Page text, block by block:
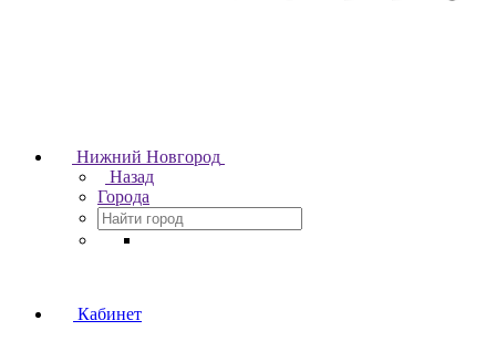
Нижний Новгород
Назад
Города
Кабинет